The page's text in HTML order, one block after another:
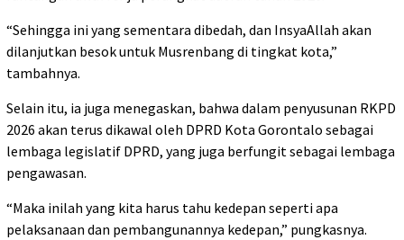
“Sehingga ini yang sementara dibedah, dan InsyaAllah akan
dilanjutkan besok untuk Musrenbang di tingkat kota,”
tambahnya.
Selain itu, ia juga menegaskan, bahwa dalam penyusunan RKPD
2026 akan terus dikawal oleh DPRD Kota Gorontalo sebagai
lembaga legislatif DPRD, yang juga berfungit sebagai lembaga
pengawasan.
“Maka inilah yang kita harus tahu kedepan seperti apa
pelaksanaan dan pembangunannya kedepan,” pungkasnya.